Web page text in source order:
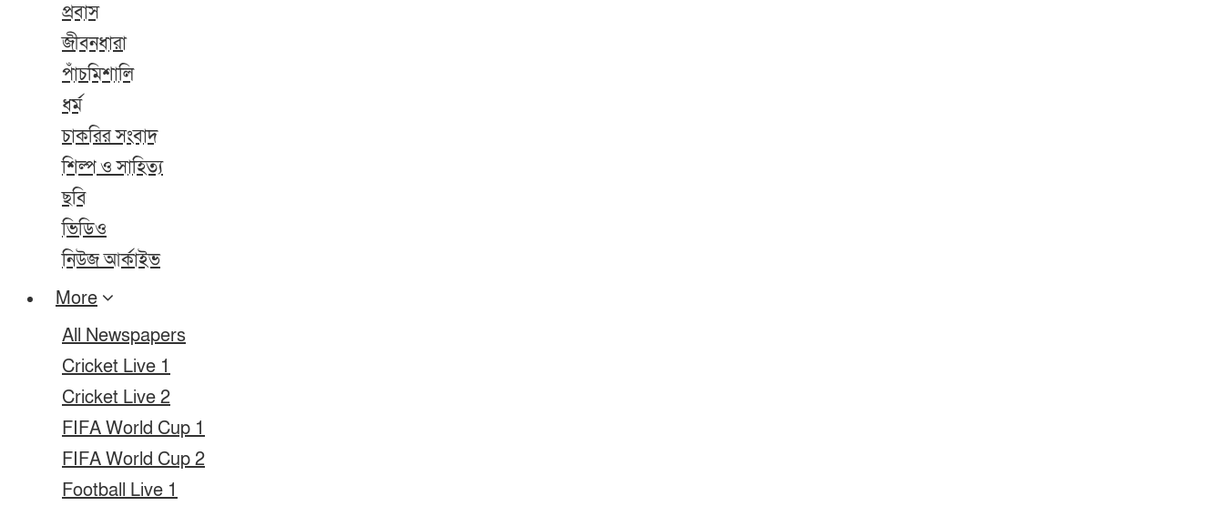
প্রবাস
জীবনধারা
পাঁচমিশালি
ধর্ম
চাকরির সংবাদ
শিল্প ও সাহিত্য
ছবি
ভিডিও
নিউজ আর্কাইভ
More
All Newspapers
Cricket Live 1
Cricket Live 2
FIFA World Cup 1
FIFA World Cup 2
Football Live 1